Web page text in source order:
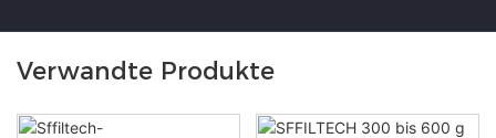
Verwandte Produkte